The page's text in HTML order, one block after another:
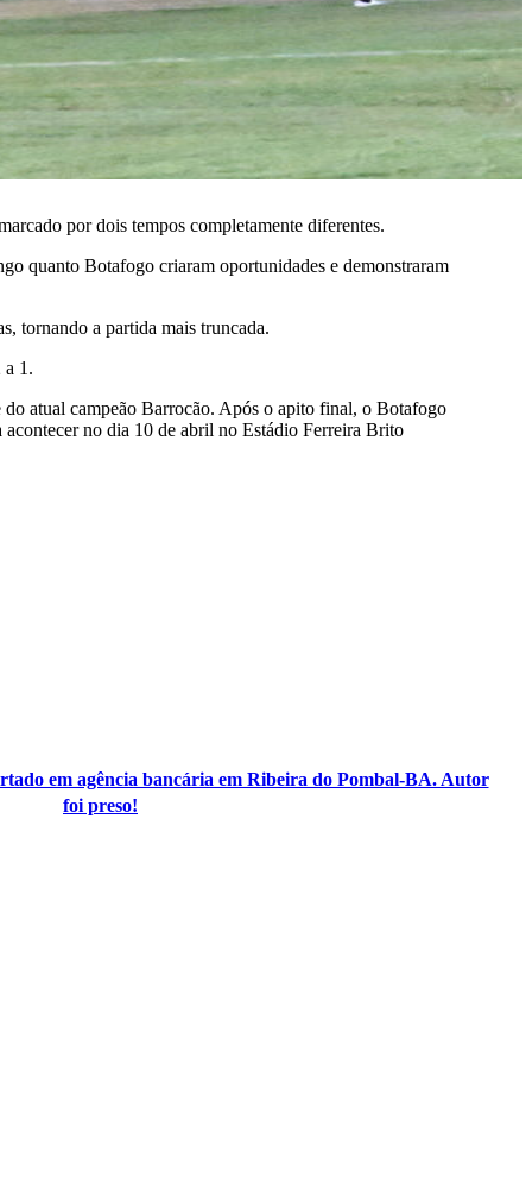
por dois tempos completamente diferentes.
quanto Botafogo criaram oportunidades e demonstraram
tornando a partida mais truncada.
a 1.
atual campeão Barrocão. Após o apito final, o Botafogo
acontecer no dia 10 de abril no Estádio Ferreira Brito
em agência bancária em Ribeira do Pombal-BA. Autor
foi preso!